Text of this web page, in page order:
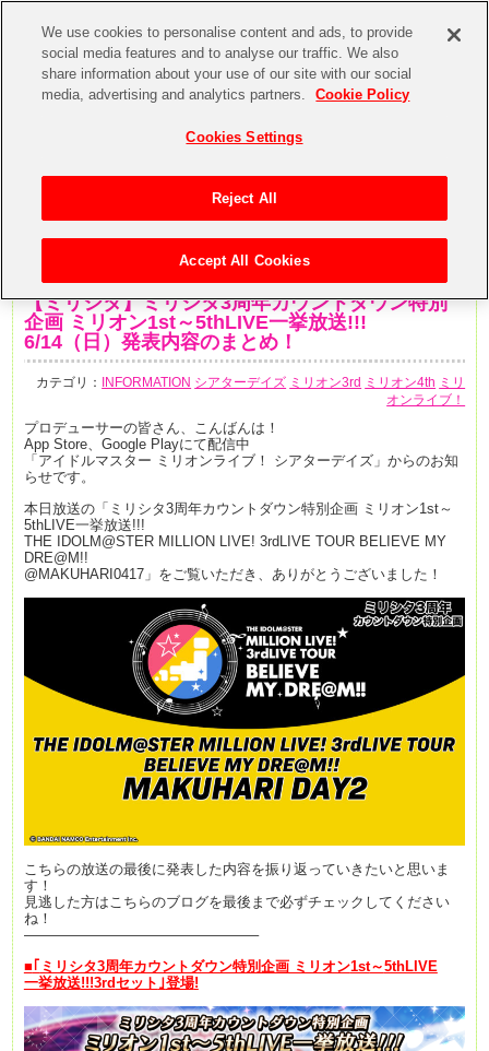
【ミリシタ】ミリシタ3周年カウントダウン特別
企画 ミリオン1st～5thLIVE一挙放送!!!
6/14（日）発表内容のまとめ！
カテゴリ： INFORMATION シアターデイズ ミリオン3rd ミリオン4th ミリ
オンライブ！
プロデューサーの皆さん、こんばんは！
App Store、Google Playにて配信中
「アイドルマスター ミリオンライブ！ シアターデイズ」からのお知
らせです。
本日放送の「ミリシタ3周年カウントダウン特別企画 ミリオン1st～
5thLIVE一挙放送!!!
THE IDOLM@STER MILLION LIVE! 3rdLIVE TOUR BELIEVE MY
DRE@M!!
@MAKUHARI0417」をご覧いただき、ありがとうございました！
こちらの放送の最後に発表した内容を振り返っていきたいと思いま
す！
見逃した方はこちらのブログを最後まで必ずチェックしてください
ね！
————————————————–
■｢ ミリシタ3周年カウントダウン特別企画 ミリオン1st～5thLIVE
一挙放送!!!3rdセット ｣登場!
We use cookies to personalise content and ads, to provide
social media features and to analyse our traffic. We also
share information about your use of our site with our social
media, advertising and analytics partners.
Cookie Policy
Cookies Settings
Reject All
Accept All Cookies